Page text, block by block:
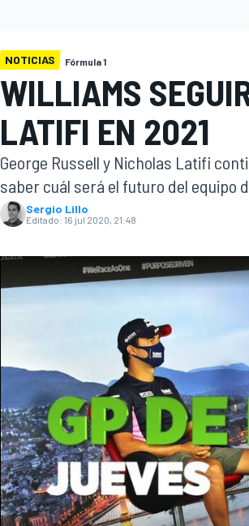
INDYCAR
MOTOGP
NOTICIAS Fórmula 1
WILLIAMS
LATIFI EN 2021
George Russell y Nicholas Latifi
saber cuál será el futuro del equipo
Sergio Lillo
Editado: 16 jul 2020, 21:48